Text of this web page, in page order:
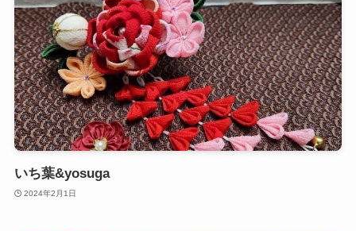
いち葉&yosuga
2024年2月1日